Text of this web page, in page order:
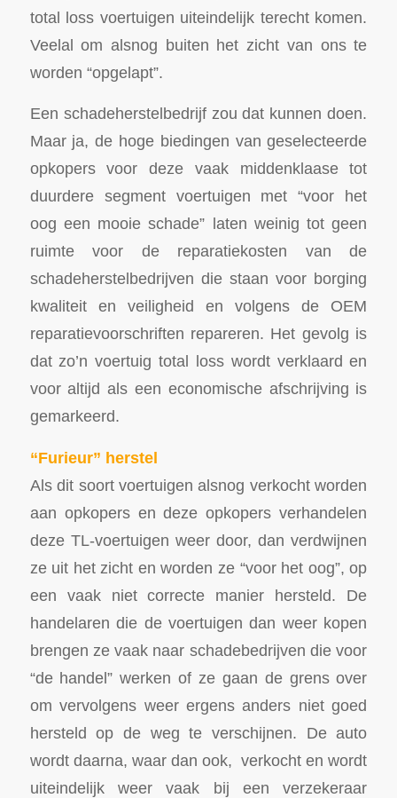
total loss voertuigen uiteindelijk terecht komen.
Veelal om alsnog buiten het zicht van ons te
worden “opgelapt”.
Een schadeherstelbedrijf zou dat kunnen doen.
Maar ja, de hoge biedingen van geselecteerde
opkopers voor deze vaak middenklaase tot
duurdere segment voertuigen met “voor het
oog een mooie schade” laten weinig tot geen
ruimte voor de reparatiekosten van de
schadeherstelbedrijven die staan voor borging
kwaliteit en veiligheid en volgens de OEM
reparatievoorschriften repareren. Het gevolg is
dat zo’n voertuig total loss wordt verklaard en
voor altijd als een economische afschrijving is
gemarkeerd.
“Furieur” herstel
Als dit soort voertuigen alsnog verkocht worden
aan opkopers en deze opkopers verhandelen
deze TL-voertuigen weer door, dan verdwijnen
ze uit het zicht en worden ze “voor het oog”, op
een vaak niet correcte manier hersteld. De
handelaren die de voertuigen dan weer kopen
brengen ze vaak naar schadebedrijven die voor
“de handel” werken of ze gaan de grens over
om vervolgens weer ergens anders niet goed
hersteld op de weg te verschijnen. De auto
wordt daarna, waar dan ook, verkocht en wordt
uiteindelijk weer vaak bij een verzekeraar